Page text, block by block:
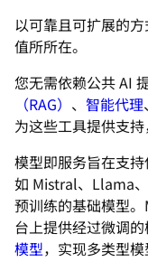
以可靠且可扩展的
值所所在。
您无需依赖公共 AI
（RAG） 、 智能代理
为这些工具提供支
模型即服务旨在支
如 Mistral、Llama
预训练的基础模型
台上提供经过微调
模型，实现多类型